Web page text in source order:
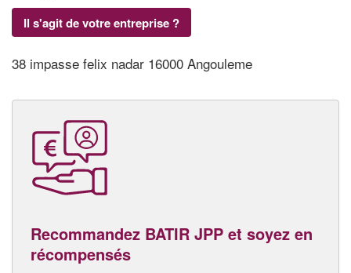
Il s'agit de votre entreprise ?
38 impasse felix nadar 16000 Angouleme
Recommandez BATIR JPP et soyez en
récompensés